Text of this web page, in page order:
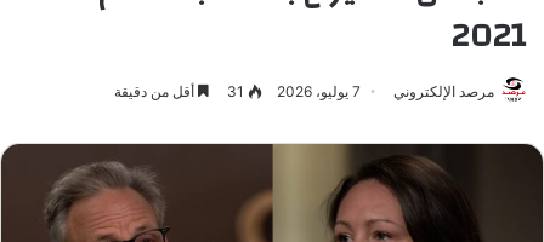
2021
مرصد الإلكتروني 7 يوليو، 2026 31 أقل من دقيقة